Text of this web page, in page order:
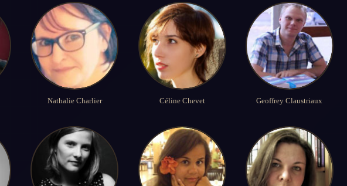
Nathalie Charlier Céline Chevet Geoffrey Claustriaux